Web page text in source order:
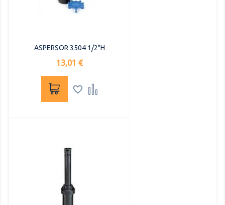
ASPERSOR 3504 1/2"H
Precio
13,01 €
 